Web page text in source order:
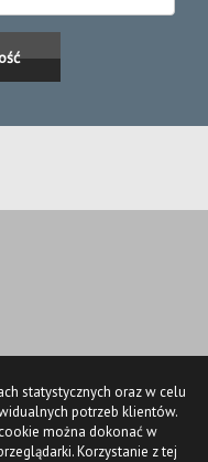
statystycznych oraz w celu
potrzeb klientów.
można dokonać w
Korzystanie z tej